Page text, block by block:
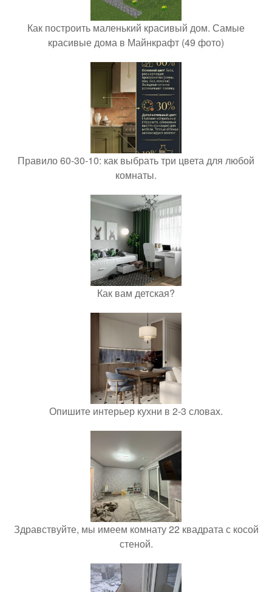
Как построить маленький красивый дом. Самые
красивые дома в Майнкрафт (49 фото)
Правило 60-30-10: как выбрать три цвета для любой
комнаты.
Как вам детская?
Опишите интерьер кухни в 2-3 словах.
Здравствуйте, мы имеем комнату 22 квадрата с косой
стеной.